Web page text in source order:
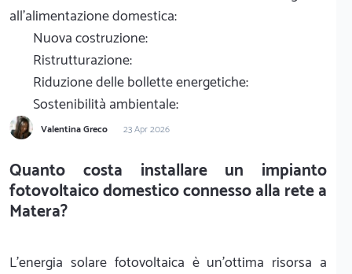
all'alimentazione domestica:
Nuova costruzione:
Ristrutturazione:
Riduzione delle bollette energetiche:
Sostenibilità ambientale:
Valentina Greco 23 Apr 2026
Quanto costa installare un impianto
fotovoltaico domestico connesso alla rete a
Matera?
L'energia solare fotovoltaica è un'ottima risorsa a